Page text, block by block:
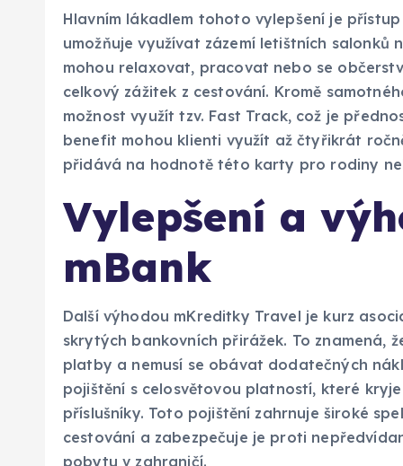
Hlavním lákadlem tohoto vylepšení je
umožňuje využívat zázemí letištních salonků
mohou relaxovat, pracovat nebo se
celkový zážitek z cestování. Kromě
možnost využít tzv. Fast Track, což je
benefit mohou klienti využít až čtyřikrát
přidává na hodnotě této karty pro rodiny
Vylepšení a
mBank
Další výhodou mKreditky Travel je kurz
skrytých bankovních přirážek. To znamená,
platby a nemusí se obávat dodatečných
pojištění s celosvětovou platností, které
příslušníky. Toto pojištění zahrnuje široké
cestování a zabezpečuje je proti
pobytu v zahraničí.